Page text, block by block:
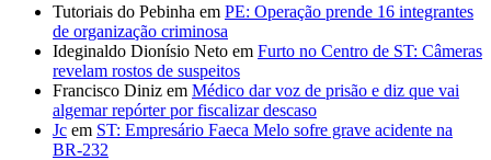
Tutoriais do Pebinha em PE: Operação prende 16 integrantes
de organização criminosa
Ideginaldo Dionísio Neto em Furto no Centro de ST: Câmeras
revelam rostos de suspeitos
Francisco Diniz em Médico dar voz de prisão e diz que vai
algemar repórter por fiscalizar descaso
Jc em ST: Empresário Faeca Melo sofre grave acidente na
BR-232